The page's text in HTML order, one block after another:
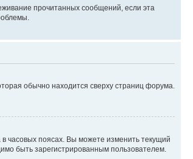
прочитанных сообщений, если эта
обычно находится сверху страниц форума.
часовых поясах. Вы можете изменить текущий
быть зарегистрированным пользователем.